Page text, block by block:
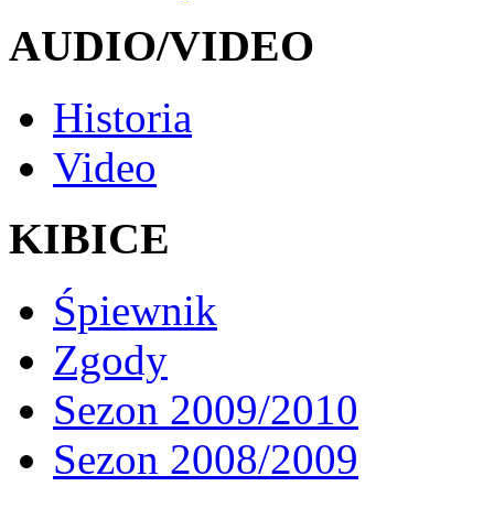
AUDIO/VIDEO
Historia
Video
KIBICE
Śpiewnik
Zgody
Sezon 2009/2010
Sezon 2008/2009